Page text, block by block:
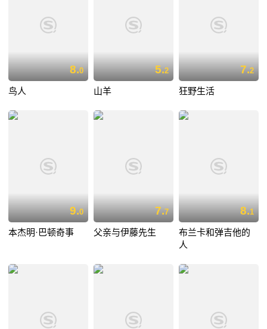
8.0
鸟人
5.2
山羊
7.2
狂野生活
9.0
本杰明·巴顿奇事
7.7
父亲与伊藤先生
8.1
布兰卡和弹吉他的
人